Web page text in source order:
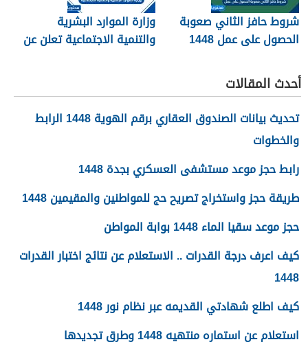
شروط حافز الثاني صعوبة
الحصول على عمل 1448
وزارة الموارد البشرية
والتنمية الاجتماعية تعلن عن
1448
أحدث المقالات
تحديث بيانات الصندوق العقاري برقم الهوية 1448 الرابط
والخطوات
رابط حجز موعد مستشفى العسكري بجدة 1448
طريقة حجز واستخراج تصريح حج للمواطنين والمقيمين 1448
حجز موعد سقيا الماء 1448 بوابة المواطن
كيف اعرف درجة القدرات .. الاستعلام عن نتائج اختبار القدرات
1448
كيف اطلع شهادتي القديمه عبر نظام نور 1448
استعلام عن استماره منتهيه 1448 وطرق تجديدها